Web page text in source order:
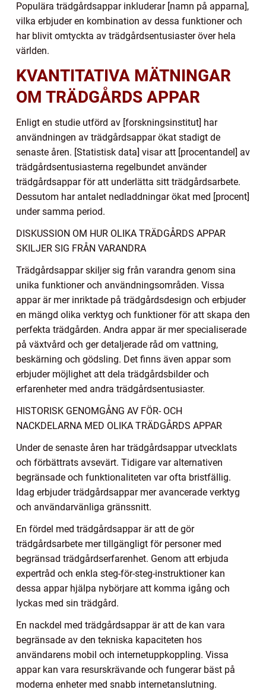
Populära trädgårdsappar inkluderar [namn på apparna],
vilka erbjuder en kombination av dessa funktioner och
har blivit omtyckta av trädgårdsentusiaster över hela
världen.
KVANTITATIVA MÄTNINGAR
OM TRÄDGÅRDS APPAR
Enligt en studie utförd av [forskningsinstitut] har
användningen av trädgårdsappar ökat stadigt de
senaste åren. [Statistisk data] visar att [procentandel] av
trädgårdsentusiasterna regelbundet använder
trädgårdsappar för att underlätta sitt trädgårdsarbete.
Dessutom har antalet nedladdningar ökat med [procent]
under samma period.
DISKUSSION OM HUR OLIKA TRÄDGÅRDS APPAR
SKILJER SIG FRÅN VARANDRA
Trädgårdsappar skiljer sig från varandra genom sina
unika funktioner och användningsområden. Vissa
appar är mer inriktade på trädgårdsdesign och erbjuder
en mängd olika verktyg och funktioner för att skapa den
perfekta trädgården. Andra appar är mer specialiserade
på växtvård och ger detaljerade råd om vattning,
beskärning och gödsling. Det finns även appar som
erbjuder möjlighet att dela trädgårdsbilder och
erfarenheter med andra trädgårdsentusiaster.
HISTORISK GENOMGÅNG AV FÖR- OCH
NACKDELARNA MED OLIKA TRÄDGÅRDS APPAR
Under de senaste åren har trädgårdsappar utvecklats
och förbättrats avsevärt. Tidigare var alternativen
begränsade och funktionaliteten var ofta bristfällig.
Idag erbjuder trädgårdsappar mer avancerade verktyg
och användarvänliga gränssnitt.
En fördel med trädgårdsappar är att de gör
trädgårdsarbete mer tillgängligt för personer med
begränsad trädgårdserfarenhet. Genom att erbjuda
expertråd och enkla steg-för-steg-instruktioner kan
dessa appar hjälpa nybörjare att komma igång och
lyckas med sin trädgård.
En nackdel med trädgårdsappar är att de kan vara
begränsade av den tekniska kapaciteten hos
användarens mobil och internetuppkoppling. Vissa
appar kan vara resurskrävande och fungerar bäst på
moderna enheter med snabb internetanslutning.